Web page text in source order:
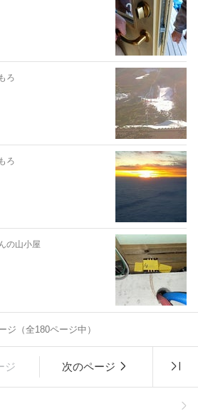
ろ
ろ
の山小屋
ジ（全180ページ中）
ジ 次のページ